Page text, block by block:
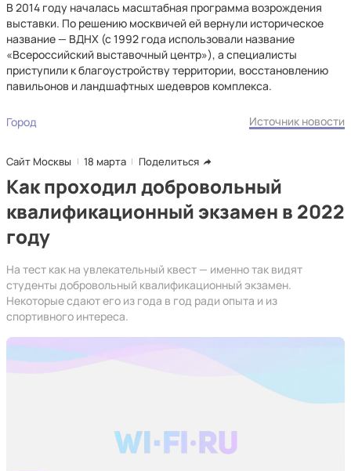
В 2014 году началась масштабная программа возрождения
выставки. По решению москвичей ей вернули историческое
название — ВДНХ (с 1992 года использовали название
«Всероссийский выставочный центр»), а специалисты
приступили к благоустройству территории, восстановлению
павильонов и ландшафтных шедевров комплекса.
Город Источник новости
Сайт Москвы 18 марта Поделиться
Как проходил добровольный
квалификационный экзамен в 2022
году
На тест как на увлекательный квест — именно так видят
студенты добровольный квалификационный экзамен.
Некоторые сдают его из года в год ради опыта и из
спортивного интереса.